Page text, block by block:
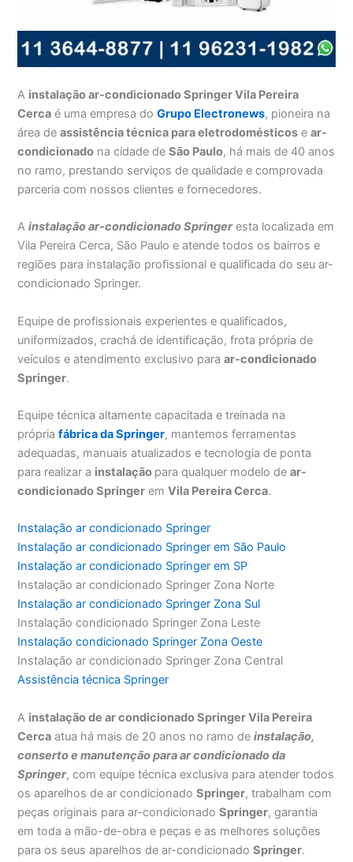
A instalação ar-condicionado Springer Vila Pereira
Cerca é uma empresa doGrupo Electronews, pioneira na
área deassistência técnica para eletrodomésticos ear-
condicionado na cidade deSão Paulo, há mais de 40 anos
no ramo, prestando serviços de qualidade e comprovada
parceria com nossos clientes e fornecedores.
Ainstalação ar-condicionado Springeresta localizada em
Vila Pereira Cerca, São Paulo e atende todos os bairros e
regiões para instalação profissional e qualificada do seu ar-
condicionado Springer.
Equipe de profissionais experientes e qualificados,
uniformizados, crachá de identificação, frota própria de
veículos e atendimento exclusivo paraar-condicionado
Springer.
Equipe técnica altamente capacitada e treinada na
própriafábrica da Springer, mantemos ferramentas
adequadas, manuais atualizados e tecnologia de ponta
para realizar a instalação para qualquer modelo dear-
condicionado Springer emVila Pereira Cerca.
Instalação ar condicionado Springer
Instalação ar condicionado Springer em São Paulo
Instalação ar condicionado Springer em SP
Instalação ar condicionado Springer Zona Norte
Instalação ar condicionado Springer Zona Sul
Instalação condicionado Springer Zona Leste
Instalação condicionado Springer Zona Oeste
Instalação ar condicionado Springer Zona Central
Assistência técnica Springer
A instalação de ar condicionado Springer Vila Pereira
Cerca atua há mais de 20 anos no ramo deinstalação,
conserto e manutenção para ar condicionado da
Springer, com equipe técnica exclusiva para atender todos
os aparelhos de ar condicionadoSpringer, trabalham com
peças originais para ar-condicionadoSpringer, garantia
em toda a mão-de-obra e peças e as melhores soluções
para os seus aparelhos de ar-condicionadoSpringer.